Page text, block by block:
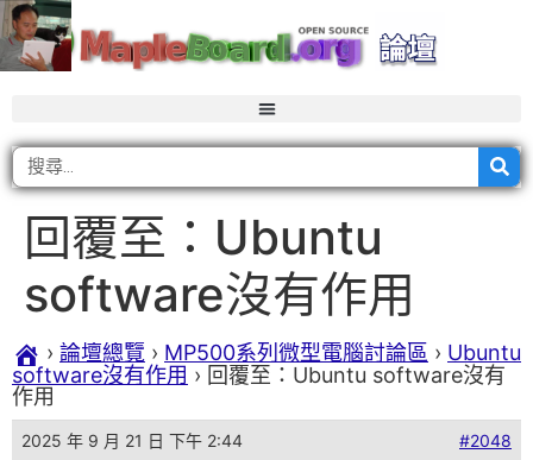
回覆至：Ubuntu
software沒有作用
› 論壇總覽 › MP500系列微型電腦討論區 › Ubuntu
software沒有作用 › 回覆至：Ubuntu software沒有
作用
2025 年 9 月 21 日 下午 2:44 #2048